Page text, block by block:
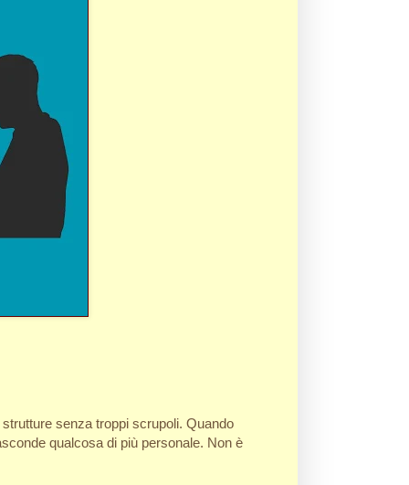
senza troppi scrupoli. Quando
qualcosa di più personale. Non è